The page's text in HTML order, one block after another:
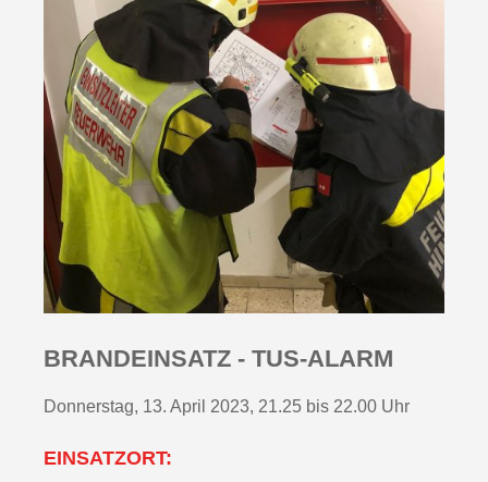
BRANDEINSATZ - TUS-ALARM
Donnerstag, 13. April 2023, 21.25 bis 22.00 Uhr
EINSATZORT: